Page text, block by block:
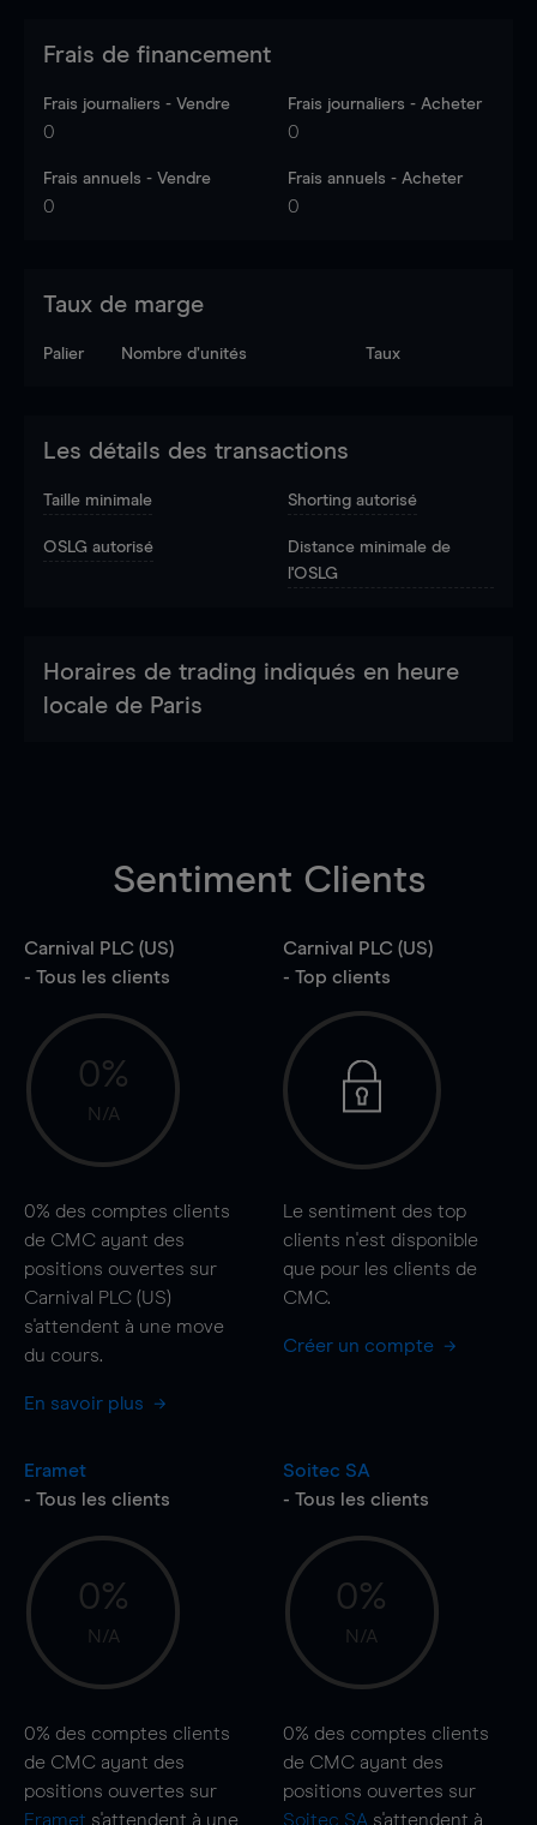
Frais de financement
Frais journaliers - Vendre
0
Frais journaliers - Acheter
0
Frais annuels - Vendre
0
Frais annuels - Acheter
0
Taux de marge
Palier Nombre d’unités Taux
Les détails des transactions
Taille minimale Shorting autorisé
OSLG autorisé
Distance minimale de
l'OSLG
Horaires de trading indiqués en heure
locale de Paris
Sentiment Clients
Carnival PLC (US)
- Tous les clients
0%
N/A
0% des comptes clients
de CMC ayant des
positions ouvertes sur
Carnival PLC (US)
s'attendent à une move
du cours.
En savoir plus
Carnival PLC (US)
- Top clients
Le sentiment des top
clients n'est disponible
que pour les clients de
CMC.
Créer un compte
Eramet
- Tous les clients
0%
N/A
0% des comptes clients
de CMC ayant des
positions ouvertes sur
Eramet s'attendent à une
Soitec SA
- Tous les clients
0%
N/A
0% des comptes clients
de CMC ayant des
positions ouvertes sur
Soitec SA s'attendent à